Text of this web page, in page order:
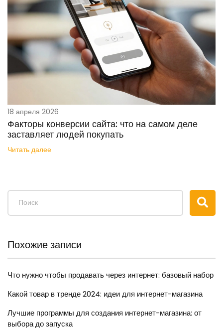
18 апреля 2026
Факторы конверсии сайта: что на самом деле
заставляет людей покупать
Читать далее
Похожие записи
Что нужно чтобы продавать через интернет: базовый набор
Какой товар в тренде 2024: идеи для интернет-магазина
Лучшие программы для создания интернет-магазина: от
выбора до запуска